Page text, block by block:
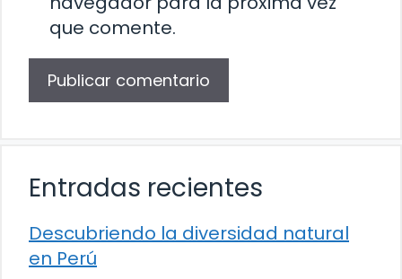
que comente.
Entradas recientes
Descubriendo la diversidad natural
en Perú